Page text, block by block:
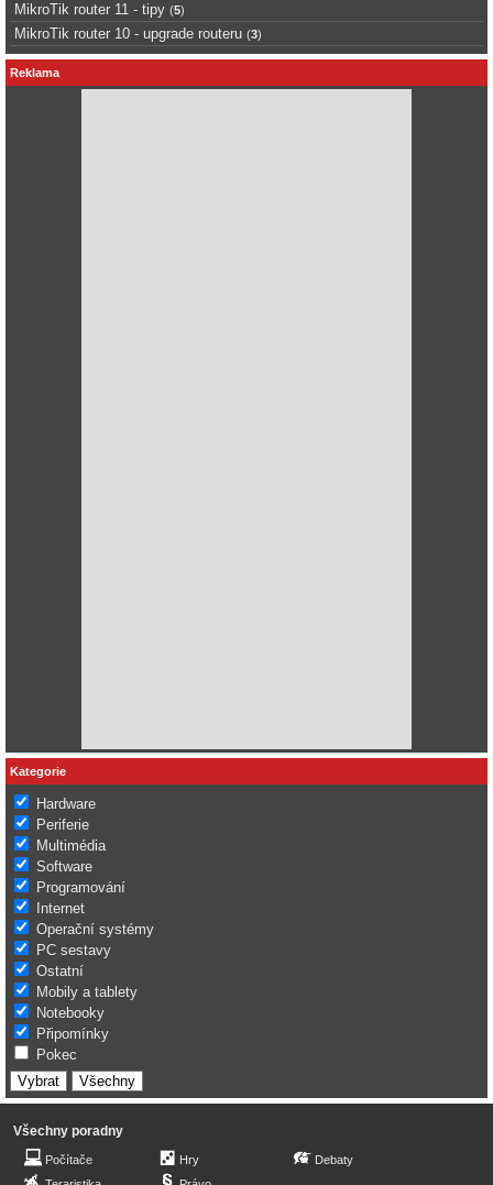
MikroTik router 11 - tipy (5)
MikroTik router 10 - upgrade routeru (3)
Reklama
Kategorie
Hardware
Periferie
Multimédia
Software
Programování
Internet
Operační systémy
PC sestavy
Ostatní
Mobily a tablety
Notebooky
Připomínky
Pokec
Všechny poradny
Počítače
Hry
Debaty